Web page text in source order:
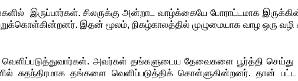
இருப்பார்கள். சிலருக்கு அன்றாட வாழ்க்கையே போராட்டமாக
இதன் மூலம், நிகழ்காலத்தில் முழுமையாக வாழ ஒரு வழி
வெளிப்படுத்துவார்கள். அவர்கள் தங்களுடைய தேவைகளை பூர்த்தி
சுதந்திரமாக தங்களை வெளிப்படுத்திக் கொள்ளுகின்றனர். தான்